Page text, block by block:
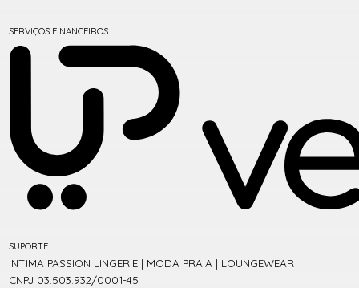
SERVIÇOS FINANCEIROS
SUPORTE
INTIMA PASSION LINGERIE | MODA PRAIA | LOUNGEWEAR
CNPJ 03.503.932/0001-45